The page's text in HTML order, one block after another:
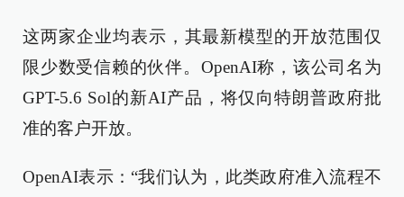
这两家企业均表示，其最新模型的开放范围仅
限少数受信赖的伙伴。OpenAI称，该公司名为
GPT-5.6 Sol的新AI产品，将仅向特朗普政府批
准的客户开放。
OpenAI表示：“我们认为，此类政府准入流程不